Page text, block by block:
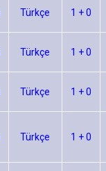
Türkçe 1 + 0
Türkçe 1 + 0
Türkçe 1 + 0
Türkçe 1 + 0